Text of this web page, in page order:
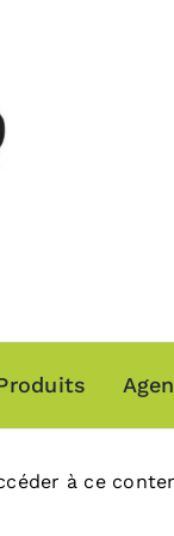
à ce